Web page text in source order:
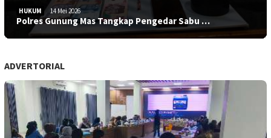
HUKUM 14 Mei 2026
Polres Gunung Mas Tangkap Pengedar Sabu …
ADVERTORIAL